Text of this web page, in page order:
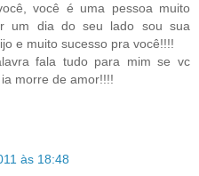
você é uma pessoa muito
um dia do seu lado sou sua
e muito sucesso pra você!!!!
fala tudo para mim se vc
morre de amor!!!!
às 18:48